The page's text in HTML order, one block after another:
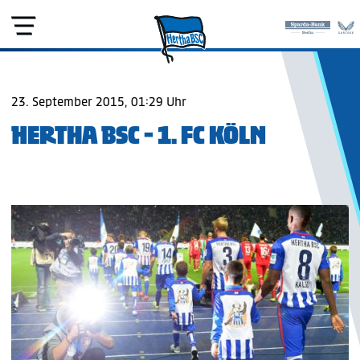
23. September 2015, 01:29 Uhr
HERTHA BSC - 1. FC KÖLN